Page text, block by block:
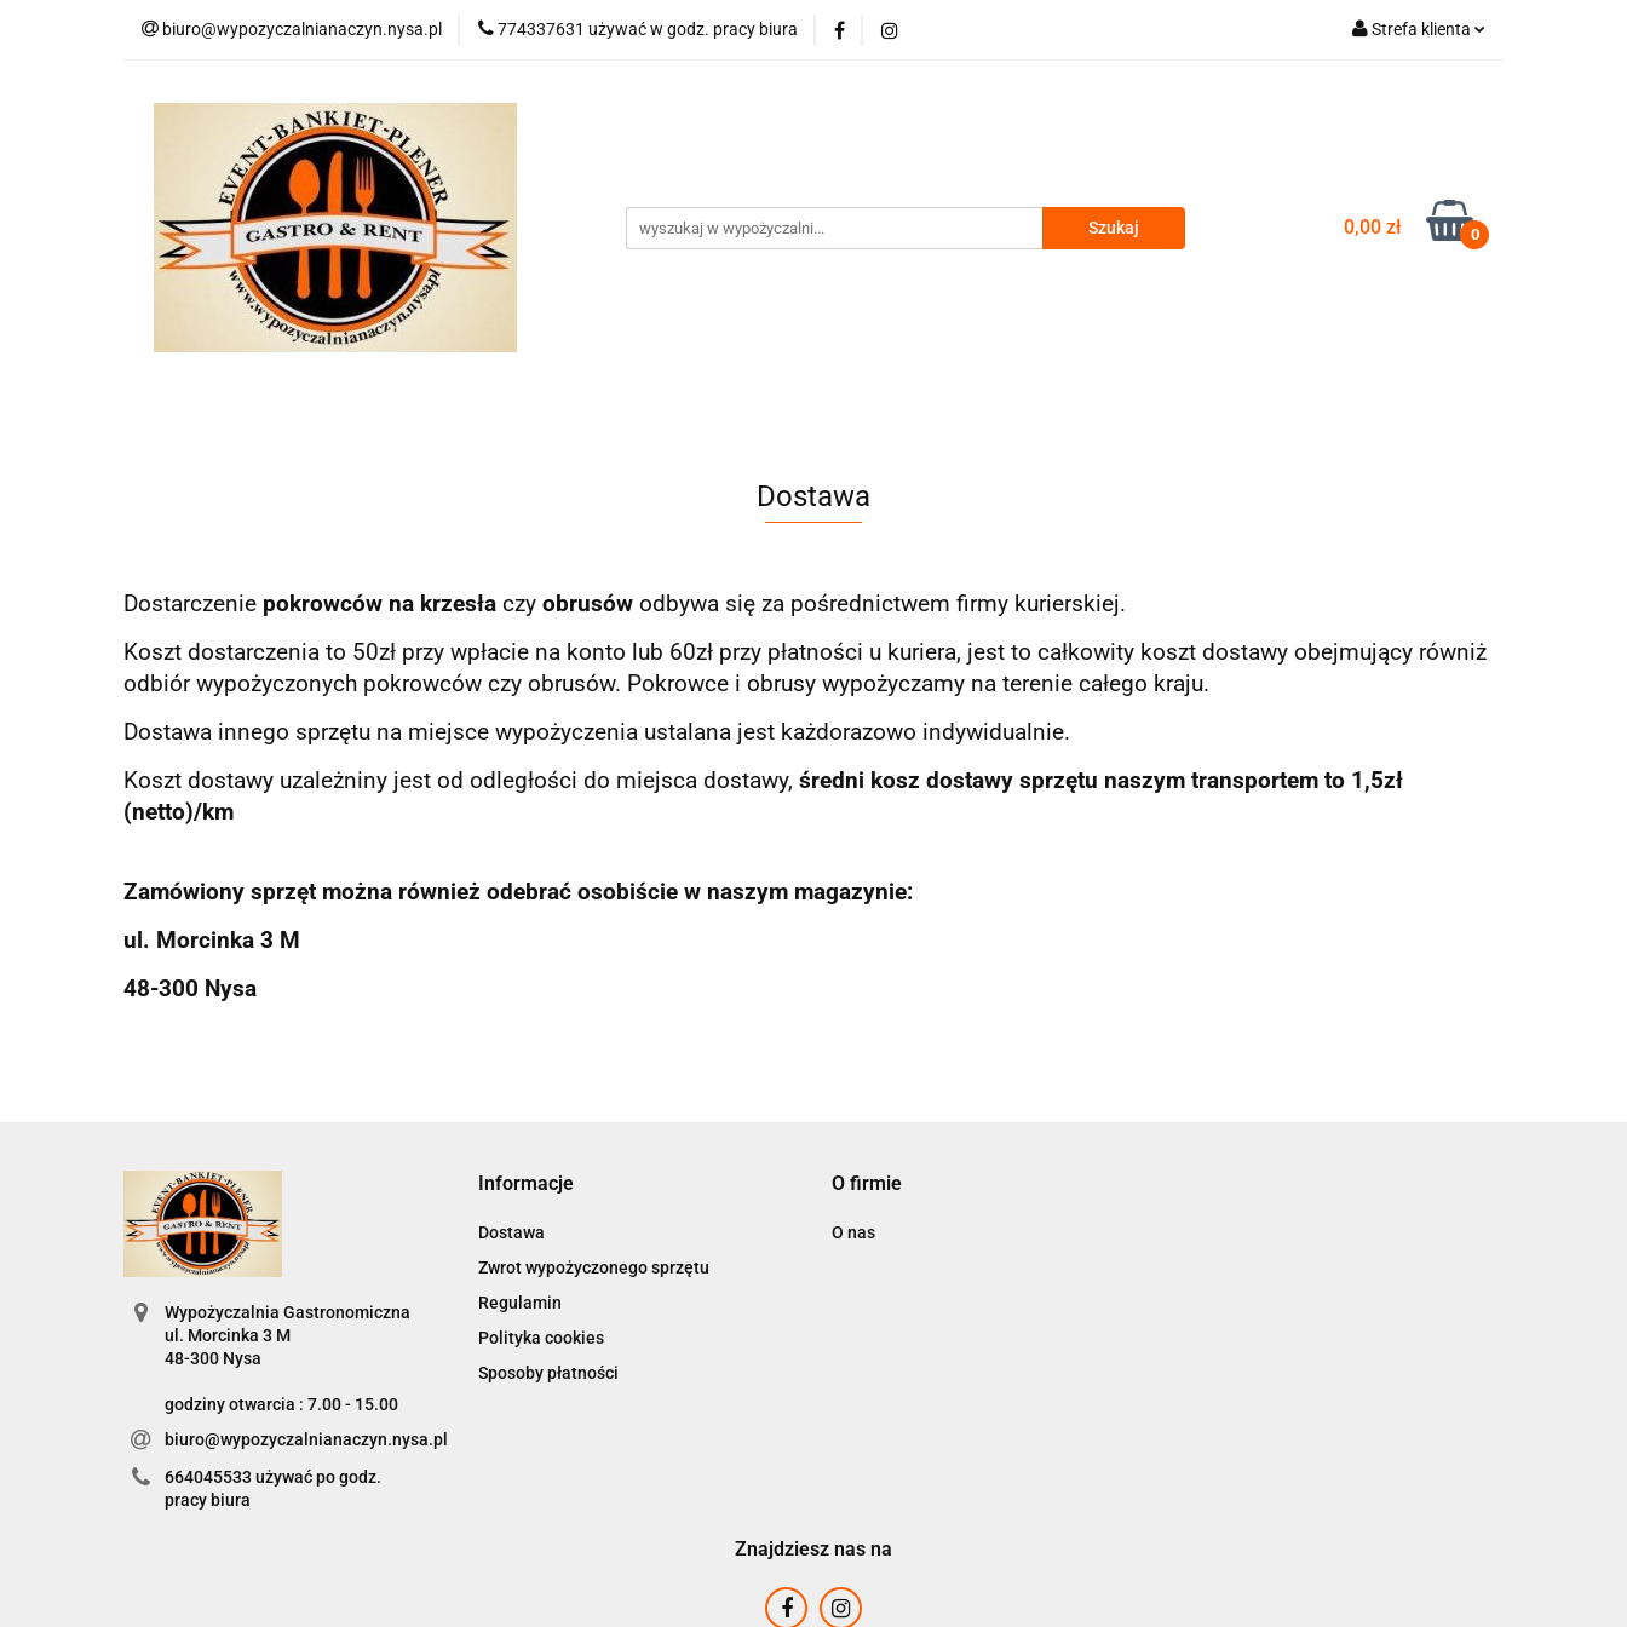
biuro@wypozyczalnianaczyn.nysa.pl 774337631 używać w godz. pracy biura Strefa klienta
Zgody cookies
0,00 zł 0
Kategorie Nowości Bestsellery Polecamy Nasze hity
Dostawa
Dostarczenie pokrowców na krzesła czy obrusów odbywa się za pośrednictwem firmy kurierskiej.
Koszt dostarczenia to 50zł przy wpłacie na konto lub 60zł przy płatności u kuriera, jest to całkowity koszt dostawy obejmujący równiż
odbiór wypożyczonych pokrowców czy obrusów. Pokrowce i obrusy wypożyczamy na terenie całego kraju.
Dostawa innego sprzętu na miejsce wypożyczenia ustalana jest każdorazowo indywidualnie.
Koszt dostawy uzależniny jest od odległości do miejsca dostawy, średni kosz dostawy sprzętu naszym transportem to 1,5zł
(netto)/km
Zamówiony sprzęt można również odebrać osobiście w naszym magazynie:
ul. Morcinka 3 M
48-300 Nysa
Wypożyczalnia Gastronomiczna
ul. Morcinka 3 M
48-300 Nysa
godziny otwarcia : 7.00 - 15.00
biuro@wypozyczalnianaczyn.nysa.pl
664045533 używać po godz.
pracy biura
Informacje
Dostawa
Zwrot wypożyczonego sprzętu
Regulamin
Polityka cookies
Sposoby płatności
O firmie
O nas
Znajdziesz nas na